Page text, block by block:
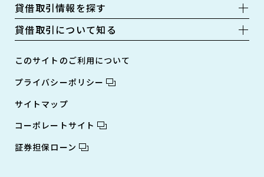
貸借取引情報を探す
貸借取引について知る
このサイトのご利用について
プライバシーポリシー
サイトマップ
コーポレートサイト
証券担保ローン